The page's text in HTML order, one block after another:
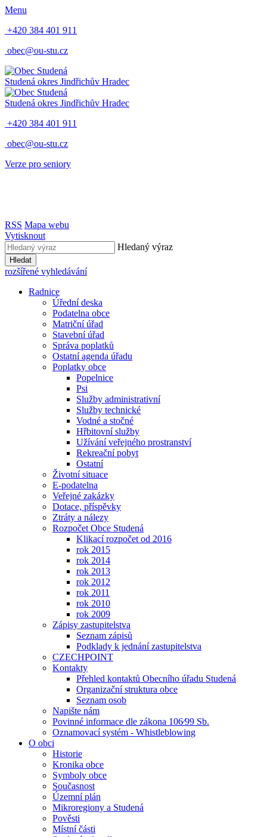
Menu
+420 384 401 911
obec@ou-stu.cz
Studená okres Jindřichův Hradec
Studená okres Jindřichův Hradec
+420 384 401 911
obec@ou-stu.cz
Verze pro seniory
RSS Mapa webu
Vytisknout
Hledaný výraz
Hledat
rozšířené vyhledávání
Radnice
Úřední deska
Podatelna obce
Matriční úřad
Stavební úřad
Správa poplatků
Ostatní agenda úřadu
Poplatky obce
Popelnice
Psi
Služby administrativní
Služby technické
Vodné a stočné
Hřbitovní služby
Užívání veřejného prostranství
Rekreační pobyt
Ostatní
Životní situace
E-podatelna
Veřejné zakázky
Dotace, příspěvky
Ztráty a nálezy
Rozpočet Obce Studená
Klikací rozpočet od 2016
rok 2015
rok 2014
rok 2013
rok 2012
rok 2011
rok 2010
rok 2009
Zápisy zastupitelstva
Seznam zápisů
Podklady k jednání zastupitelstva
CZECHPOINT
Kontakty
Přehled kontaktů Obecního úřadu Studená
Organizační struktura obce
Seznam osob
Napište nám
Povinné informace dle zákona 106⁄99 Sb.
Oznamovací systém - Whistleblowing
O obci
Historie
Kronika obce
Symboly obce
Současnost
Územní plán
Mikroregiony a Studená
Pověsti
Místní části